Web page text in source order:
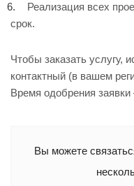
Реализация всех
срок.
Чтобы заказать услугу,
контактный (в вашем
Время одобрения заявки
Вы можете